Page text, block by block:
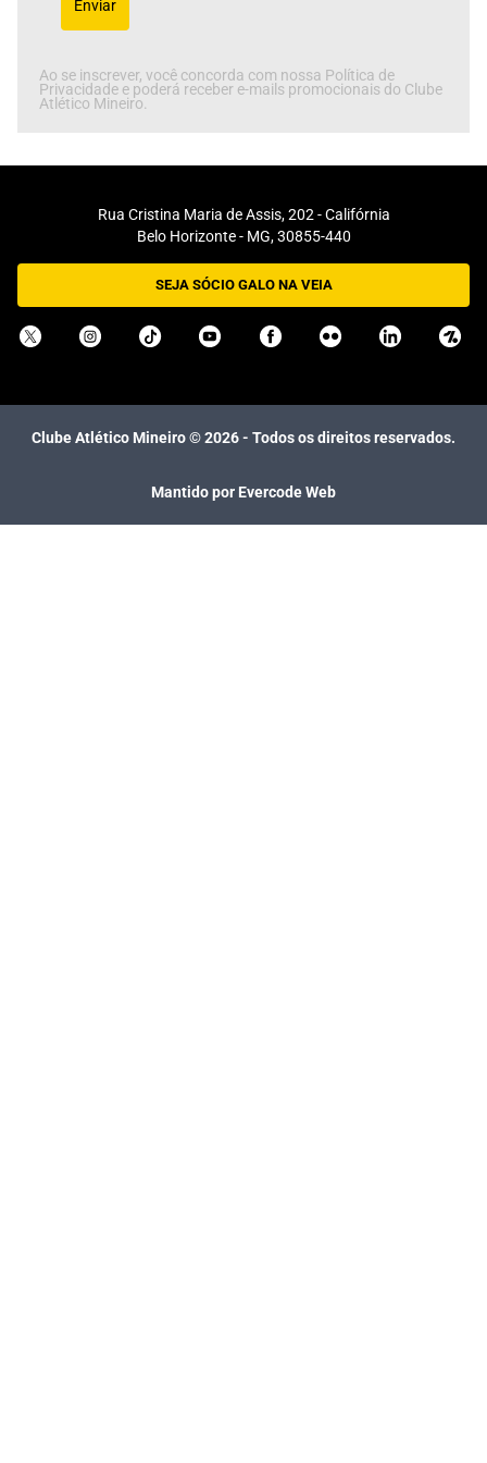
Enviar
Ao se inscrever, você concorda com nossa Política de
Privacidade e poderá receber e-mails promocionais do Clube
Atlético Mineiro.
Rua Cristina Maria de Assis, 202 - Califórnia
Belo Horizonte - MG, 30855-440
SEJA SÓCIO GALO NA VEIA
Clube Atlético Mineiro ©2026- Todos os direitos reservados.
Mantido por Evercode Web